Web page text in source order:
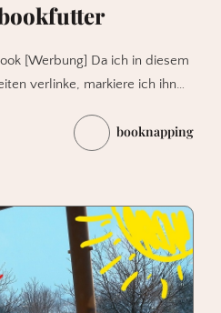
[Werbung] Da ich in diesem
verlinke, markiere ich ihn…
booknapping